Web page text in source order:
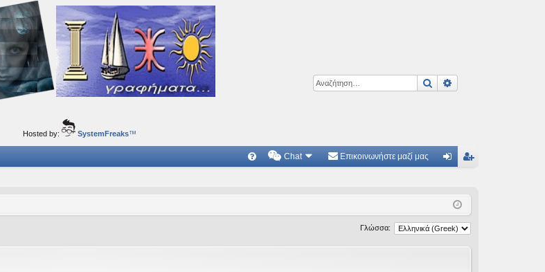
Αναζήτηση
Hosted by: SystemFreaks™
Γ
Chat Επικοινωνήστε μαζί μας
ρα
Γλώσσα: